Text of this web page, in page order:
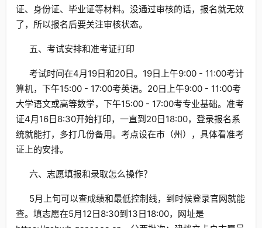
证、身份证、毕业证等材料。没通过审核的话，报名就无效
了，所以报名后要关注审核状态。
五、考试安排和准考证打印
考试时间在4月19日和20日。19日上午9:00 - 11:00考计
算机，下午15:00 - 17:00考英语。20日上午9:00 - 11:00考
大学语文或高等数学，下午15:00 - 17:00考专业基础。准考
证4月16日8:30开始打印，一直到20日18:00，登录报名系
统就能打，多打几份备用。考点设在市（州），具体看准考
证上的安排。
六、志愿填报和录取怎么操作？
5月上旬可以查成绩和最低控制线，到时候登录官网就能
查。填志愿在5月12日8:30到13日18:00，网址是